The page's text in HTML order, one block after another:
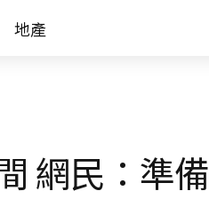
地產
網民：準備